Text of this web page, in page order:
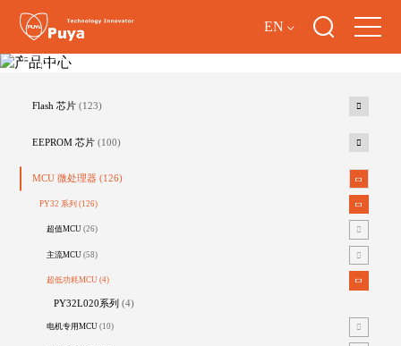
EN
产品中心
Flash 芯片 (123)
EEPROM 芯片 (100)
MCU 微处理器 (126)
PY32 系列(126)
超值MCU(26)
主流MCU(58)
超低功耗MCU(4)
PY32L020系列(4)
电机专用MCU(10)